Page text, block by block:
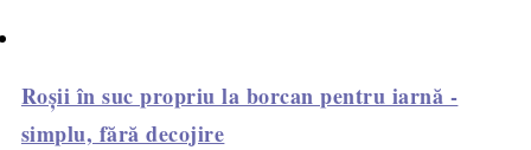
Roșii în suc propriu la borcan pentru iarnă -
simplu, fără decojire